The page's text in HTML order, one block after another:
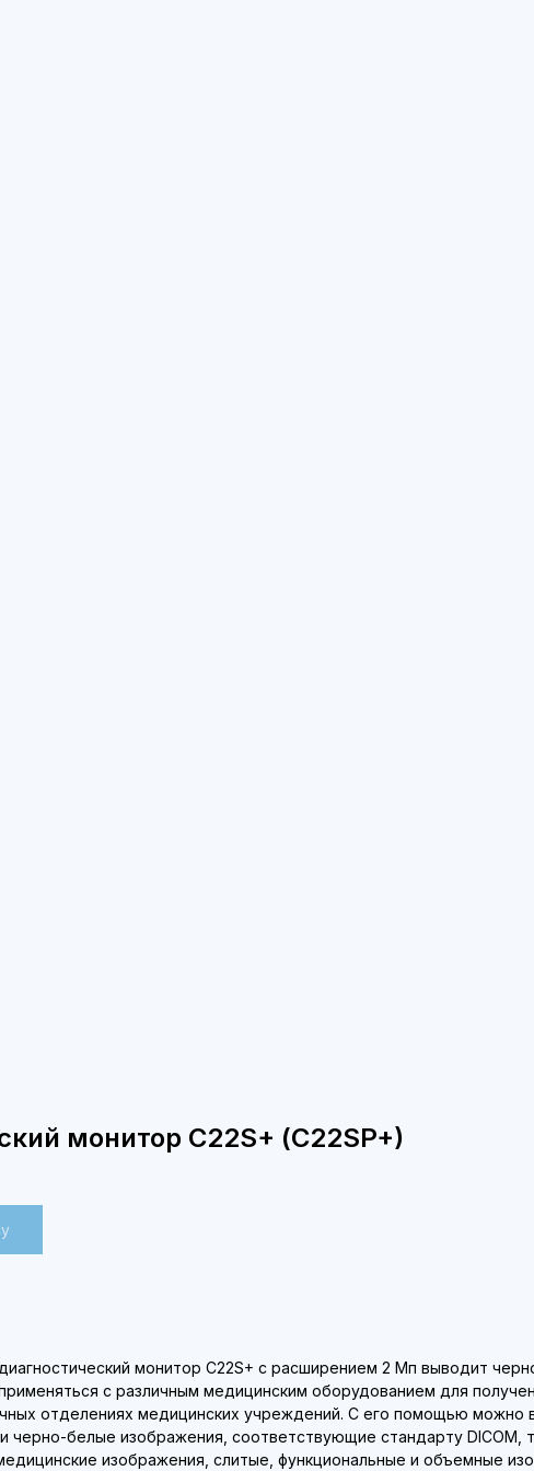
монитор С22S+ (С22SP+)
монитор C22S+ с расширением 2 Мп выводит
с различным медицинским оборудованием для
отделениях медицинских учреждений. С его помощью можно
черно-белые изображения, соответствующие стандарту DICOM,
изображения, слитые, функциональные и объемные